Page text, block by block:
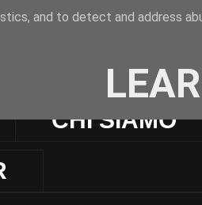
CHI SIAMO
and to detect and address